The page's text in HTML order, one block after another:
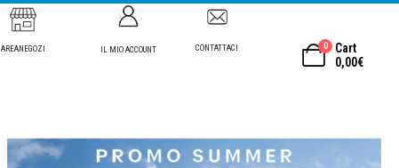
AREANEGOZI IL MIO ACCOUNT CONTATTACI 0
Cart
0,00€